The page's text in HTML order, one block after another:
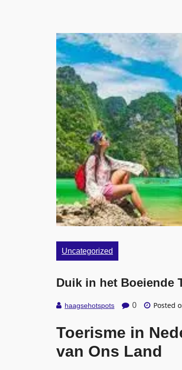
Uncategorized
Duik in het Boeiende
haagsehotspots 0 Posted
Toerisme in
van Ons Land